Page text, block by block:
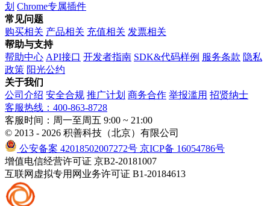
划 Chrome专属插件
常见问题
购买相关 产品相关 充值相关 发票相关
帮助与支持
帮助中心 API接口 开发者指南 SDK&代码样例 服务条款 隐私
政策 阳光公约
关于我们
公司介绍 安全合规 推广计划 商务合作 举报滥用 招贤纳士
客服热线：400-863-8728
客服时间：周一至周五 9:00 ~ 21:00
© 2013 - 2026 积善科技（北京）有限公司
公安备案 42018502007272号 京ICP备 16054786号
增值电信经营许可证 京B2-20181007
互联网虚拟专用网业务许可证 B1-20184613